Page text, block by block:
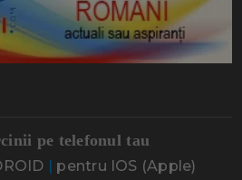
pe telefonul tau
| pentru IOS (Apple)